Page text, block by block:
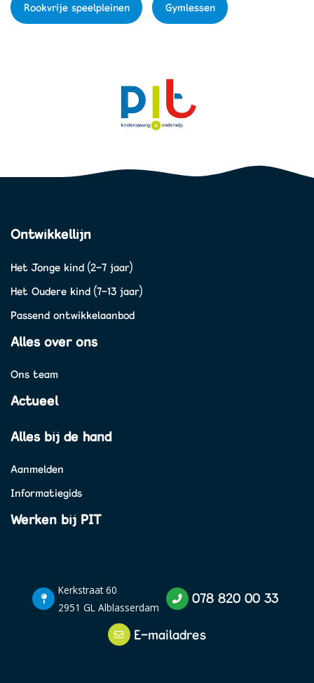
Rookvrije speelpleinen Gymlessen
Ontwikkellijn
Het Jonge kind (2-7 jaar)
Het Oudere kind (7-13 jaar)
Passend ontwikkelaanbod
Alles over ons
Ons team
Actueel
Alles bij de hand
Aanmelden
Informatiegids
Werken bij PIT
Kerkstraat 60
2951 GL Alblasserdam
078 820 00 33
E-mailadres